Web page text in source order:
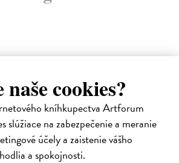
cookies?
kníhkupectva Artforum
slúžiace na zabezpečenie a meranie
účely a zaistenie vášho
a spokojnosti.
novinka